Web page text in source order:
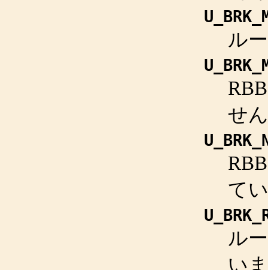
ル
せん
て
ル
い